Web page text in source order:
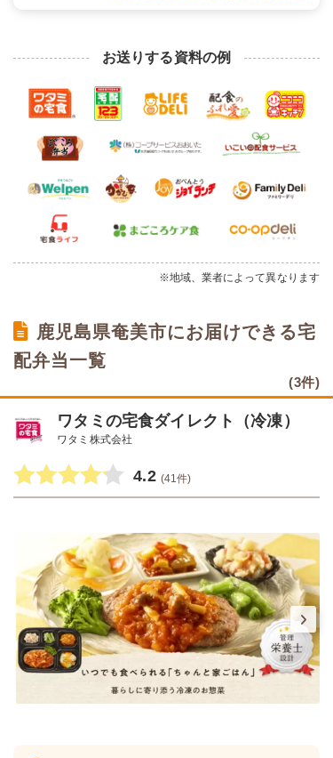
お送りする資料の例
※地域、業者によって異なります
鹿児島県奄美市にお届けできる宅
配弁当一覧
(3件)
ワタミの宅食ダイレクト（冷凍）
ワタミ株式会社
4.2 (41件)